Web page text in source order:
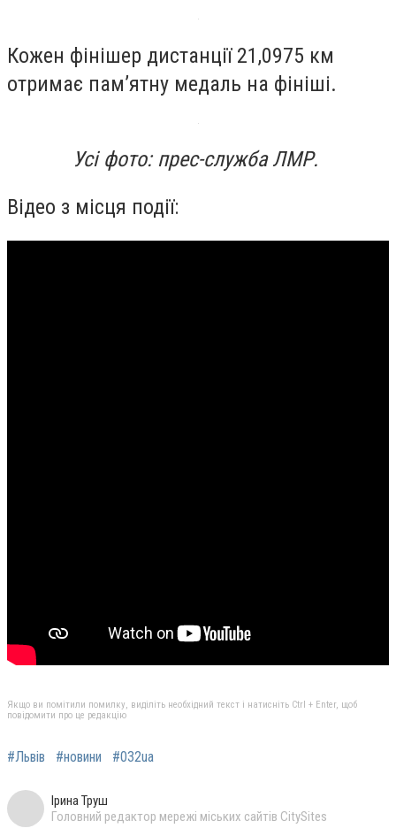
Кожен фінішер дистанції 21,0975 км
отримає пам’ятну медаль на фініші.
Усі фото: прес-служба ЛМР.
Відео з місця події:
Якщо ви помітили помилку, виділіть необхідний текст і натисніть Ctrl + Enter, щоб
повідомити про це редакцію
#Львів #новини #032ua
Ірина Труш
Головний редактор мережі міських сайтів CitySites